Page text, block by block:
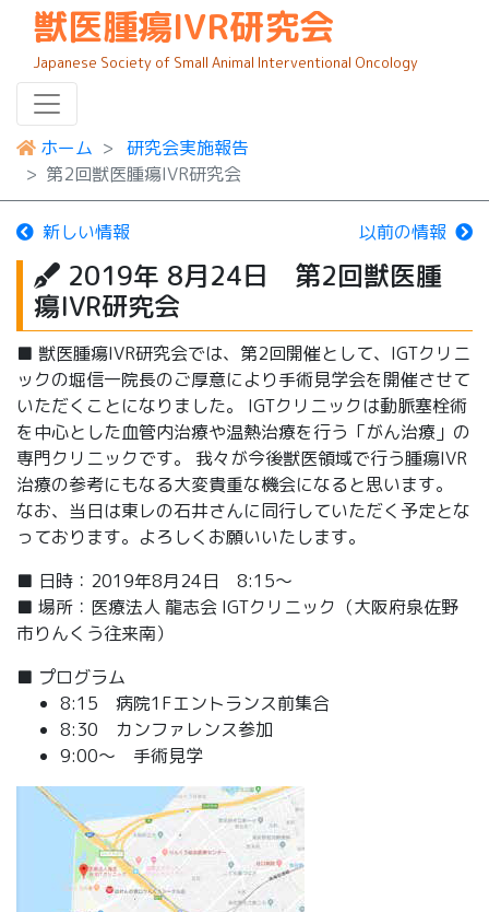
獣医腫瘍IVR研究会
Japanese Society of Small Animal Interventional Oncology
ホーム
研究会実施報告
第2回獣医腫瘍IVR研究会
新しい情報 以前の情報
2019年 8月24日 第2回獣医腫
瘍IVR研究会
■ 獣医腫瘍IVR研究会では、第2回開催として、IGTクリニ
ックの堀信一院長のご厚意により手術見学会を開催させて
いただくことになりました。 IGTクリニックは動脈塞栓術
を中心とした血管内治療や温熱治療を行う「がん治療」の
専門クリニックです。 我々が今後獣医領域で行う腫瘍IVR
治療の参考にもなる大変貴重な機会になると思います。
なお、当日は東レの石井さんに同行していただく予定とな
っております。よろしくお願いいたします。
■ 日時：2019年8月24日 8:15～
■ 場所：医療法人 龍志会 IGTクリニック（大阪府泉佐野
市りんくう往来南）
■ プログラム
8:15 病院1Fエントランス前集合
8:30 カンファレンス参加
9:00～ 手術見学